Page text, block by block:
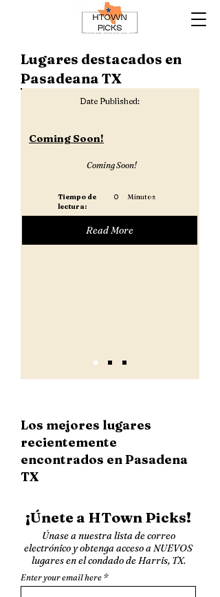
Lugares destacados en
Pasadeana TX
Date Published:
Coming Soon!
Coming Soon!
Tiempo de
lectura:
0 Minutos
Read More
Los mejores lugares
recientemente
encontrados en Pasadena
TX
¡Únete a HTown Picks!
Únase a nuestra lista de correo
electrónico y obtenga acceso a NUEVOS
lugares en el condado de Harris, TX.
Enter your email here